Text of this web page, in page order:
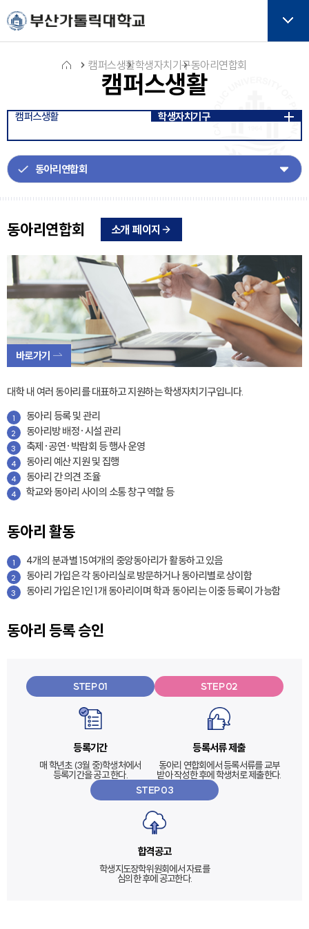
주메뉴로 가기
본문으로 가기
하단으로 가기
캠퍼스생활
이
콘
캠퍼스생활학생자치기구동아리연합회
캠퍼스생활 학생자치기구
동아리연합회 소개 페이지
바로가기
대학 내 여러 동아리를 대표하고 지원하는 학생자치기구입니다.
1 동아리 등록 및 관리
2 동아리방 배정·시설 관리
3 축제·공연·박람회 등 행사 운영
4 동아리 예산 지원 및 집행
4 동아리 간 의견 조율
4 학교와 동아리 사이의 소통 창구 역할 등
동아리 활동
1 4개의 분과별 15여개의 중앙동아리가 활동하고 있음
2 동아리 가입은 각 동아리실로 방문하거나 동아리별로 상이함
3 동아리 가입은 1인 1개 동아리이며 학과 동아리는 이중 등록이 가능함
동아리 등록 승인
STEP 01
등록기간
매 학년초 (3월 중)학생처에서
등록기간을 공고 한다.
STEP 02
등록서류 제출
동아리 연합회에서 등록서류를 교부
받아 작성한 후에 학생처로 제출한다.
STEP 03
합격공고
학생지도장학위원회에서 자료를
심의한 후에 공고한다.